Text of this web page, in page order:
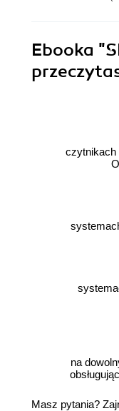
Ebooka
czytnikach
na
Masz pytania?